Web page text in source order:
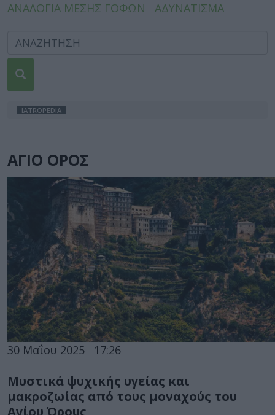
ΑΝΑΛΟΓΙΑ ΜΕΣΗΣ ΓΟΦΩΝ
ΑΔΥΝΑΤΙΣΜΑ
IATROPEDIA
ΑΓΙΟ ΟΡΟΣ
30 Μαΐου 2025 17:26
Μυστικά ψυχικής υγείας και
μακροζωίας από τους μοναχούς του
Αγίου Όρους